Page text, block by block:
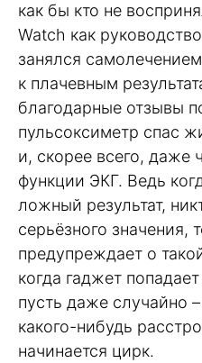
как бы кто не
Watch как
занялся
к плачевным
благодарные отзывы
пульсоксиметр спас
и, скорее всего, даже
функции ЭКГ. Ведь
ложный результат,
серьёзного значения,
предупреждает о
когда гаджет
пусть даже случайно
какого-нибудь
начинается цирк.